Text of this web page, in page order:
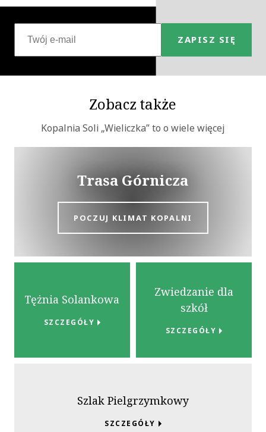
ZAPISZ SIĘ
Zobacz także
Kopalnia Soli „Wieliczka” to o wiele więcej
Trasa Górnicza
POCZUJ KLIMAT KOPALNI
Tężnia Solankowa
SZCZEGÓŁY
Zwiedzanie dla
szkół
SZCZEGÓŁY
Szlak Pielgrzymkowy
SZCZEGÓŁY